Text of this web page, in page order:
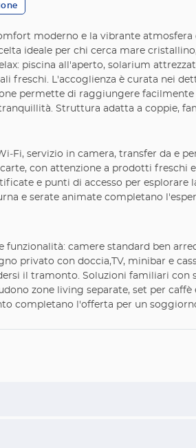
moderno e la vibrante atmosfera
ideale per chi cerca mare
piscina all'aperto, solarium
L'accoglienza è curata nei
permette di raggiungere
Struttura adatta a coppie,
servizio in camera, transfer da e
con attenzione a prodotti freschi
e punti di accesso per esplorare
e serate animate completano
camere standard ben
privato con doccia,TV, minibar e
il tramonto. Soluzioni familiari con
zone living separate, set per
completano l'offerta per un